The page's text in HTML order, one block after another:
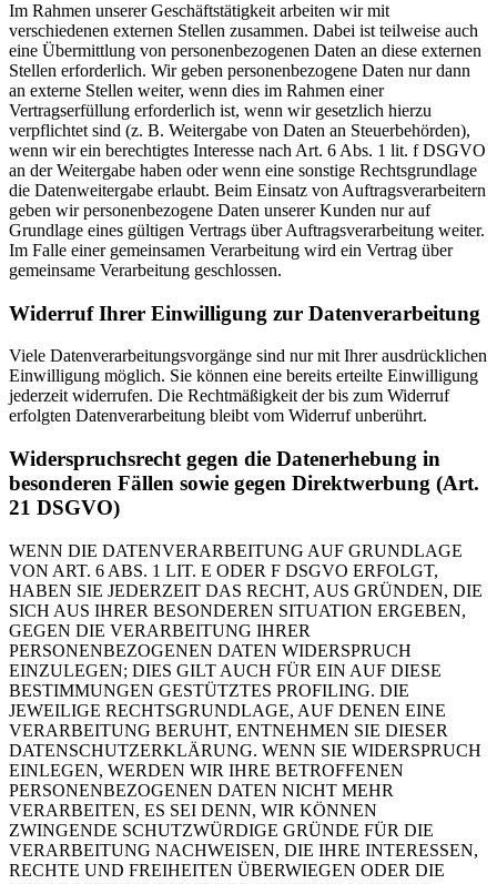
Im Rahmen unserer Geschäftstätigkeit arbeiten wir mit
verschiedenen externen Stellen zusammen. Dabei ist teilweise auch
eine Übermittlung von personenbezogenen Daten an diese externen
Stellen erforderlich. Wir geben personenbezogene Daten nur dann
an externe Stellen weiter, wenn dies im Rahmen einer
Vertragserfüllung erforderlich ist, wenn wir gesetzlich hierzu
verpflichtet sind (z. B. Weitergabe von Daten an Steuerbehörden),
wenn wir ein berechtigtes Interesse nach Art. 6 Abs. 1 lit. f DSGVO
an der Weitergabe haben oder wenn eine sonstige Rechtsgrundlage
die Datenweitergabe erlaubt. Beim Einsatz von Auftragsverarbeitern
geben wir personenbezogene Daten unserer Kunden nur auf
Grundlage eines gültigen Vertrags über Auftragsverarbeitung weiter.
Im Falle einer gemeinsamen Verarbeitung wird ein Vertrag über
gemeinsame Verarbeitung geschlossen.
Widerruf Ihrer Einwilligung zur Datenverarbeitung
Viele Datenverarbeitungsvorgänge sind nur mit Ihrer ausdrücklichen
Einwilligung möglich. Sie können eine bereits erteilte Einwilligung
jederzeit widerrufen. Die Rechtmäßigkeit der bis zum Widerruf
erfolgten Datenverarbeitung bleibt vom Widerruf unberührt.
Widerspruchsrecht gegen die Datenerhebung in
besonderen Fällen sowie gegen Direktwerbung (Art.
21 DSGVO)
WENN DIE DATENVERARBEITUNG AUF GRUNDLAGE
VON ART. 6 ABS. 1 LIT. E ODER F DSGVO ERFOLGT,
HABEN SIE JEDERZEIT DAS RECHT, AUS GRÜNDEN, DIE
SICH AUS IHRER BESONDEREN SITUATION ERGEBEN,
GEGEN DIE VERARBEITUNG IHRER
PERSONENBEZOGENEN DATEN WIDERSPRUCH
EINZULEGEN; DIES GILT AUCH FÜR EIN AUF DIESE
BESTIMMUNGEN GESTÜTZTES PROFILING. DIE
JEWEILIGE RECHTSGRUNDLAGE, AUF DENEN EINE
VERARBEITUNG BERUHT, ENTNEHMEN SIE DIESER
DATENSCHUTZERKLÄRUNG. WENN SIE WIDERSPRUCH
EINLEGEN, WERDEN WIR IHRE BETROFFENEN
PERSONENBEZOGENEN DATEN NICHT MEHR
VERARBEITEN, ES SEI DENN, WIR KÖNNEN
ZWINGENDE SCHUTZWÜRDIGE GRÜNDE FÜR DIE
VERARBEITUNG NACHWEISEN, DIE IHRE INTERESSEN,
RECHTE UND FREIHEITEN ÜBERWIEGEN ODER DIE